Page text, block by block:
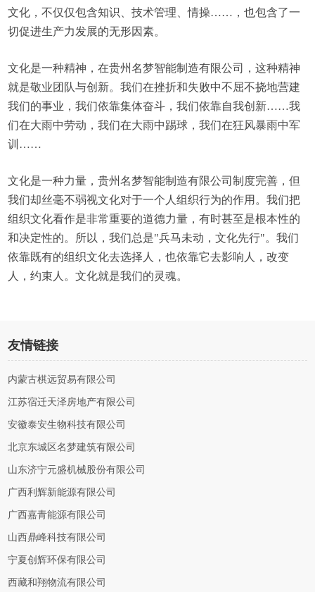
文化，不仅仅包含知识、技术管理、情操……，也包含了一
切促进生产力发展的无形因素。
文化是一种精神，在贵州名梦智能制造有限公司，这种精神
就是敬业团队与创新。我们在挫折和失败中不屈不挠地营建
我们的事业，我们依靠集体奋斗，我们依靠自我创新……我
们在大雨中劳动，我们在大雨中踢球，我们在狂风暴雨中军
训……
文化是一种力量，贵州名梦智能制造有限公司制度完善，但
我们却丝毫不弱视文化对于一个人组织行为的作用。我们把
组织文化看作是非常重要的道德力量，有时甚至是根本性的
和决定性的。所以，我们总是"兵马未动，文化先行"。我们
依靠既有的组织文化去选择人，也依靠它去影响人，改变
人，约束人。文化就是我们的灵魂。
友情链接
内蒙古棋远贸易有限公司
江苏宿迁天泽房地产有限公司
安徽泰安生物科技有限公司
北京东城区名梦建筑有限公司
山东济宁元盛机械股份有限公司
广西利辉新能源有限公司
广西嘉青能源有限公司
山西鼎峰科技有限公司
宁夏创辉环保有限公司
西藏和翔物流有限公司